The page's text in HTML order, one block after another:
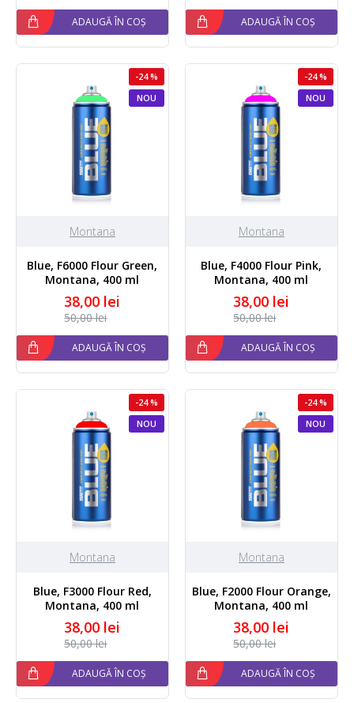
ADAUGĂ ÎN COȘ ADAUGĂ ÎN COȘ
NOU
-24 %
Montana
Blue, F6000 Flour Green,
Montana, 400 ml
38,00 lei
50,00 lei
ADAUGĂ ÎN COȘ
NOU
-24 %
Montana
Blue, F4000 Flour Pink,
Montana, 400 ml
38,00 lei
50,00 lei
ADAUGĂ ÎN COȘ
NOU
-24 %
Montana
Blue, F3000 Flour Red,
Montana, 400 ml
38,00 lei
50,00 lei
ADAUGĂ ÎN COȘ
NOU
-24 %
Montana
Blue, F2000 Flour Orange,
Montana, 400 ml
38,00 lei
50,00 lei
ADAUGĂ ÎN COȘ